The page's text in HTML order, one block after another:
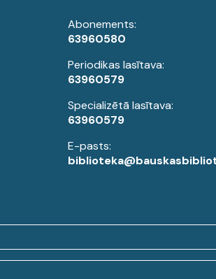
Abonements:
63960580
Periodikas lasītava:
63960579
Specializētā lasītava:
63960579
E-pasts: